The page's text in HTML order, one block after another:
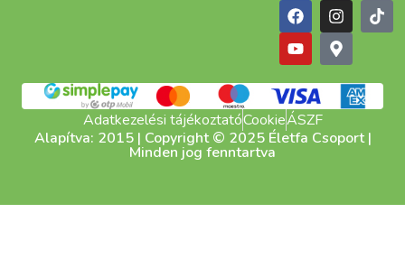
Adatkezelési tájékoztatóCookieÁSZF
Alapítva: 2015 | Copyright © 2025 Életfa Csoport |
Minden jog fenntartva